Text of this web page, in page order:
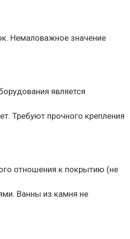
Немаловажное значение
является
Требуют прочного крепления
отношения к покрытию (не
Ванны из камня не